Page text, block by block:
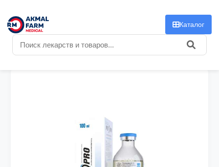
Каталог